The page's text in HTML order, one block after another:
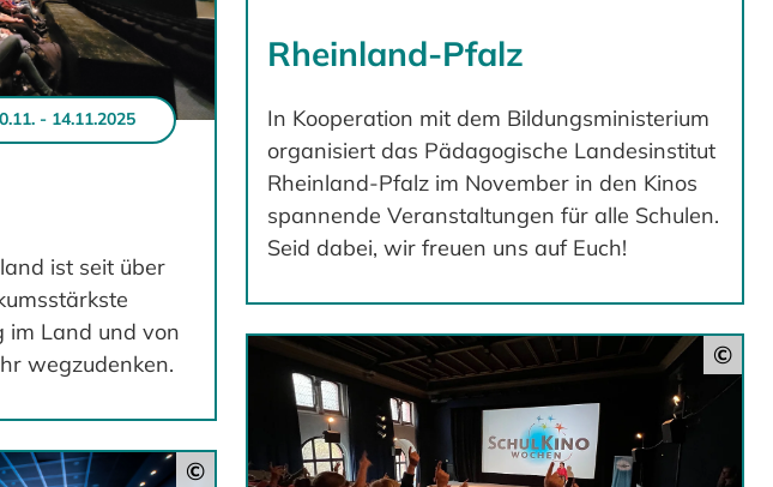
Rheinland-Pfalz
In Kooperation mit dem Bildungsministerium
organisiert das Pädagogische Landesinstitut
Rheinland-Pfalz im November in den Kinos
spannende Veranstaltungen für alle Schulen.
Seid dabei, wir freuen uns auf Euch!
- 14.11.2025
ist seit über
im Land und von
wegzudenken.
©
©